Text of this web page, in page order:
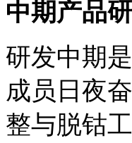
中期产品
研发中期
成员日夜
整与脱钴